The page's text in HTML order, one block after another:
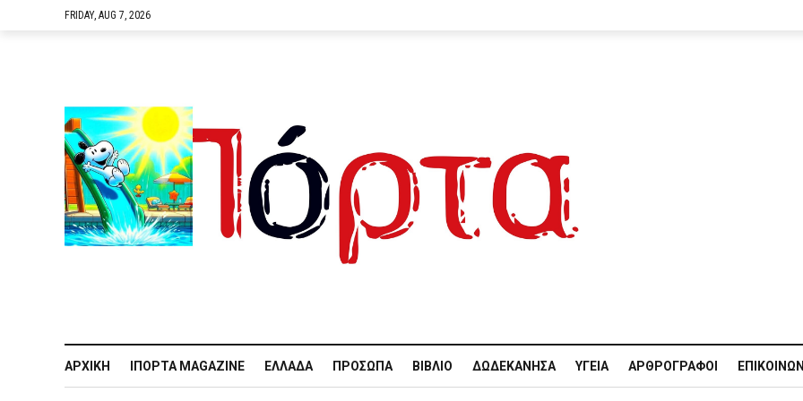
FRIDAY, AUG 7, 2026
ΑΡΧΙΚΉ IΠΌΡΤΑ MAGAZINE ΕΛΛΆΔΑ ΠΡΌΣΩΠΑ ΒΙΒΛΊΟ ΔΩΔΕΚΆΝΗΣΑ ΥΓΕΊΑ ΑΡΘΡΟΓΡΆΦΟΙ